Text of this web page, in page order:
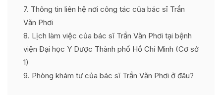
7 Thông tin liên hệ nơi công tác của bác sĩ Trần
Văn Phơi
8 Lịch làm việc của bác sĩ Trần Văn Phơi tại bệnh
viện Đại học Y Dược Thành phố Hồ Chí Minh (Cơ sở
1)
9 Phòng khám tư của bác sĩ Trần Văn Phơi ở đâu?